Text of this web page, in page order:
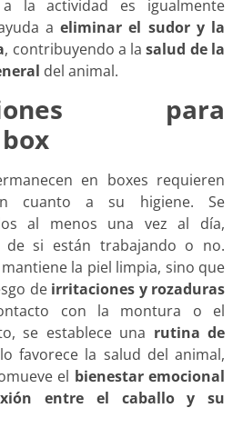
la actividad es igualmente
aeliminar el sudor y la
, contribuyendo a lasalud de la
del animal.
para
en boxes requieren
cuanto a su higiene. Se
al menos una vez al día,
de si están trabajando o no.
la piel limpia, sino que
de irritaciones y rozaduras
con la montura o el
se establece una rutina de
favorece la salud del animal,
el bienestar emocional
entre el caballo y su